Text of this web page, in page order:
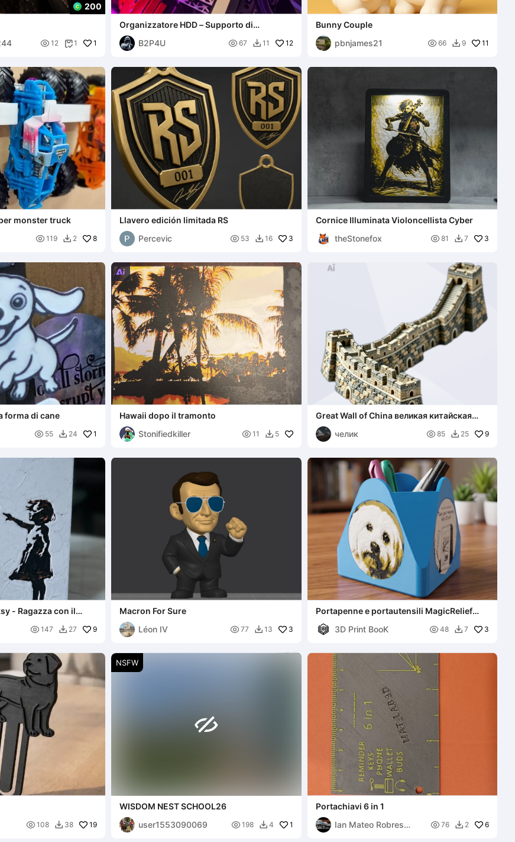
200
 12 1 1
Organizzatore HDD – Supporto di
archiviazione per un massimo di quattro
hard disk
B2P4U  67  11 12
Bunny Couple
pbnjames21
 66  9 11
monster truck
 119  2 8
Llavero edición limitada RS
Percevic
 53  16 3
Cornice Illuminata Violoncellista Cyber
theStonefox
 81  7 3
forma di cane
 55  24 1

Hawaii dopo il tramonto
Stonifiedkiller
 11  5
Great Wall of China великая китайская
стена
челик
 85  25 9
- Ragazza con il
 147  27 9
Macron For Sure
Léon IV
 77  13 3
Portapenne e portautensili MagicRelief
3D Print BooK
 48  7 3
 108  38 19
NSFW

WISDOM NEST SCHOOL26
user1553090069
 198  4 1
Portachiavi 6 in 1
Ian Mateo Robres
 76  2 6